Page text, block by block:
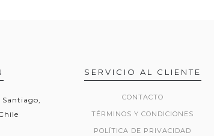
SERVICIO AL CLIENTE
CONTACTO
TÉRMINOS Y CONDICIONES
POLÍTICA DE PRIVACIDAD